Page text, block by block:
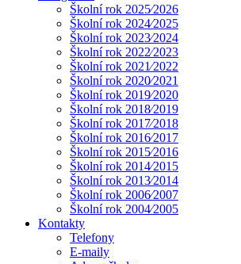
Školní rok 2025⁄2026
Školní rok 2024⁄2025
Školní rok 2023⁄2024
Školní rok 2022⁄2023
Školní rok 2021⁄2022
Školní rok 2020⁄2021
Školní rok 2019⁄2020
Školní rok 2018⁄2019
Školní rok 2017⁄2018
Školní rok 2016⁄2017
Školní rok 2015⁄2016
Školní rok 2014⁄2015
Školní rok 2013⁄2014
Školní rok 2006⁄2007
Školní rok 2004⁄2005
Kontakty
Telefony
E-maily